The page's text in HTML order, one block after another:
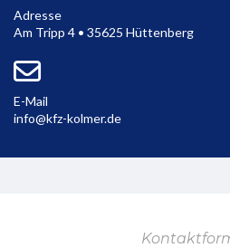
Adresse
Am Tripp 4 • 35625 Hüttenberg
E-Mail
info@kfz-kolmer.de